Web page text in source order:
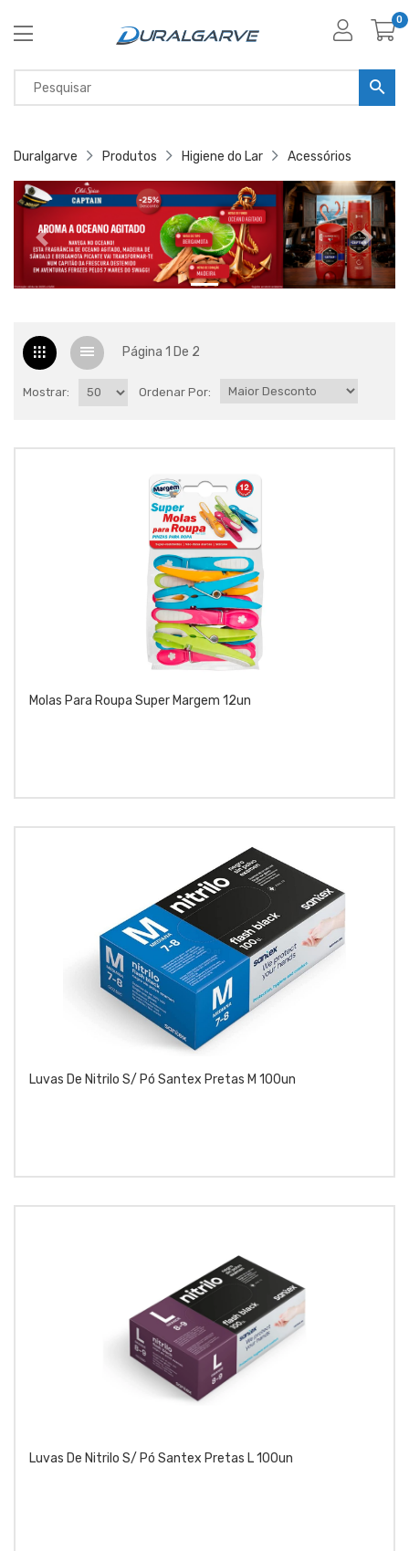
0
Duralgarve Produtos Higiene do Lar Acessórios
Página 1 De 2
Mostrar: Ordenar Por:
Molas Para Roupa Super Margem 12un
Luvas De Nitrilo S/ Pó Santex Pretas M 100un
Luvas De Nitrilo S/ Pó Santex Pretas L 100un